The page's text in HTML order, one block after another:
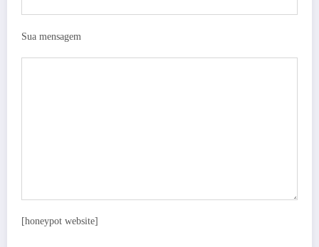
Sua mensagem
[honeypot website]